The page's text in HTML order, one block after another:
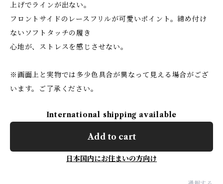
上げでラインが出ない。
フロントサイドのレースフリルが可愛いポイント。締め付け
ないソフトタッチの履き
心地が、ストレスを感じさせない。
※画面上と実物では多少色具合が異なって見える場合がござ
います。ご了承ください。
International shipping available
Add to cart
日本国内にお住まいの方向け